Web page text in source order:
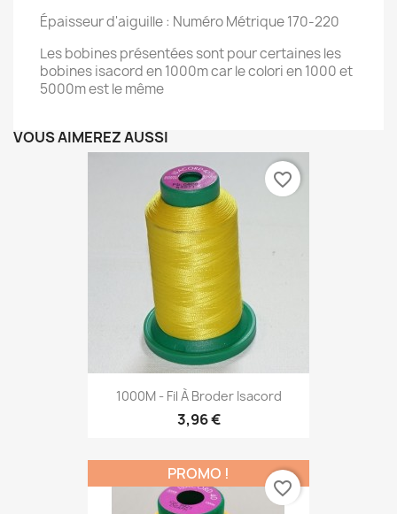
Épaisseur d'aiguille : Numéro Métrique 170-220
Les bobines présentées sont pour certaines les
bobines isacord en 1000m car le colori en 1000 et
5000m est le même
VOUS AIMEREZ AUSSI
1000M - Fil À Broder Isacord
3,96 €
favorite_border
PROMO !
favorite_border